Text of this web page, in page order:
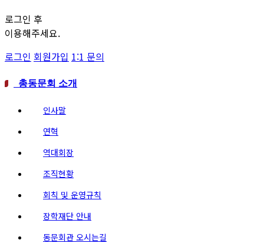
로그인 후
이용해주세요.
로그인 회원가입 1:1 문의
총동문회 소개
인사말
연혁
역대회장
조직현황
회칙 및 운영규칙
장학재단 안내
동문회관 오시는길